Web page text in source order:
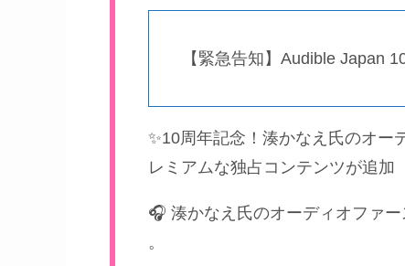
【緊急告知】Audible Japan
✨10周年記念！湊かなえ氏のオー
レミアムな独占コンテンツが追加
🎧 湊かなえ氏のオーディオファ
。